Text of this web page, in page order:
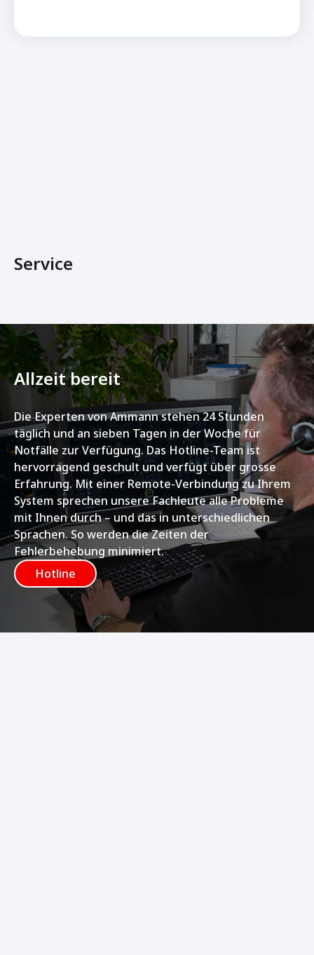
Service
Allzeit bereit
Die Experten von Ammann stehen 24 Stunden
täglich und an sieben Tagen in der Woche für
Notfälle zur Verfügung. Das Hotline-Team ist
hervorragend geschult und verfügt über grosse
Erfahrung. Mit einer Remote-Verbindung zu Ihrem
System sprechen unsere Fachleute alle Probleme
mit Ihnen durch – und das in unterschiedlichen
Sprachen. So werden die Zeiten der
Fehlerbehebung minimiert.
Hotline